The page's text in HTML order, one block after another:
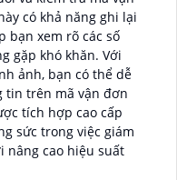
có khả năng ghi lại
bạn xem rõ các số
gặp khó khăn. Với
ảnh, bạn có thể dễ
tin trên mã vận đơn
tích hợp cao cấp
sức trong việc giám
nâng cao hiệu suất